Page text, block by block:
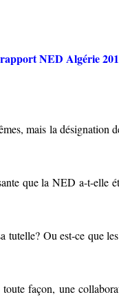
NED Algérie
mais la désignation
que la NED a-t-elle
tutelle? Ou est-ce que
façon, une